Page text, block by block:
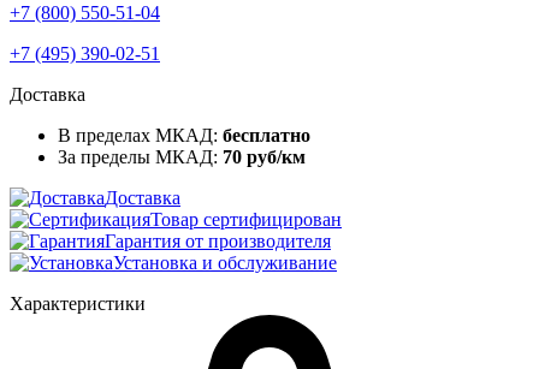
+7 (800) 550-51-04
+7 (495) 390-02-51
Доставка
В пределах МКАД: бесплатно
За пределы МКАД: 70 руб/км
Доставка
Товар сертифицирован
Гарантия от производителя
Установка и обслуживание
Характеристики